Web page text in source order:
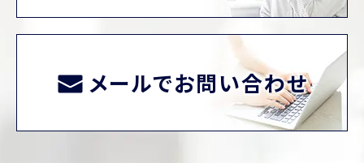
メールでお問い合わせ